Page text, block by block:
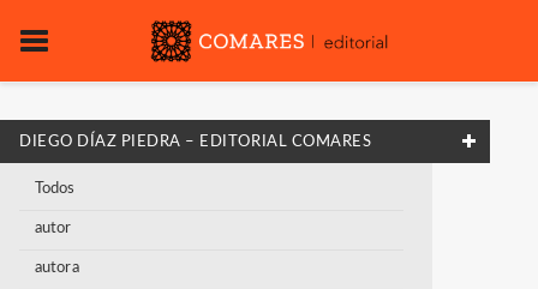
DIEGO DÍAZ PIEDRA – EDITORIAL COMARES
Todos
autor
autora